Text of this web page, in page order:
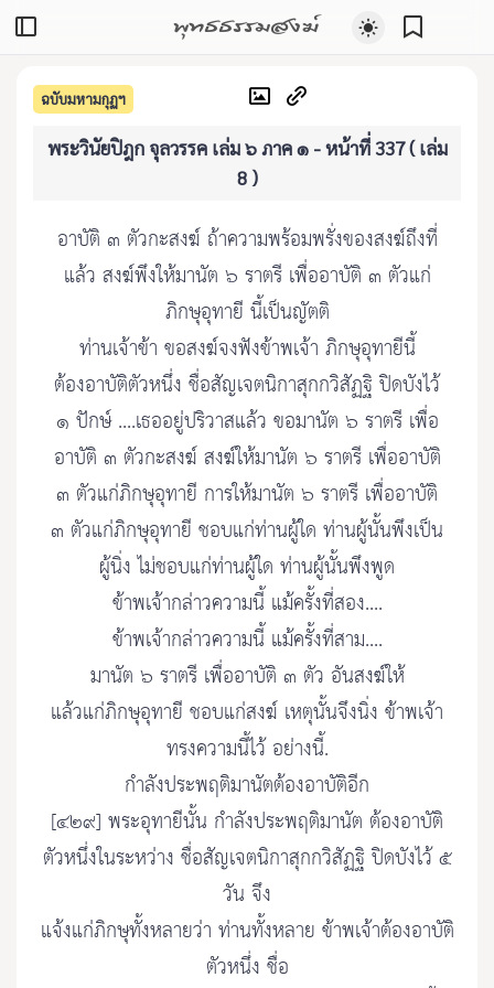
พุทธธรรมสงฆ์
ฉบับมหามกุฏฯ
พระวินัยปิฎก จุลวรรค เล่ม ๖ ภาค ๑ - หน้าที่ 337 ( เล่ม
8 )
อาบัติ ๓ ตัวกะสงฆ์ ถ้าความพร้อมพรั่งของสงฆ์ถึงที่
แล้ว สงฆ์พึงให้มานัต ๖ ราตรี เพื่ออาบัติ ๓ ตัวแก่
ภิกษุอุทายี นี้เป็นญัตติ
ท่านเจ้าข้า ขอสงฆ์จงฟังข้าพเจ้า ภิกษุอุทายีนี้
ต้องอาบัติตัวหนึ่ง ชื่อสัญเจตนิกาสุกกวิสัฏฐิ ปิดบังไว้
๑ ปักษ์ ....เธออยู่ปริวาสแล้ว ขอมานัต ๖ ราตรี เพื่อ
อาบัติ ๓ ตัวกะสงฆ์ สงฆ์ให้มานัต ๖ ราตรี เพื่ออาบัติ
๓ ตัวแก่ภิกษุอุทายี การให้มานัต ๖ ราตรี เพื่ออาบัติ
๓ ตัวแก่ภิกษุอุทายี ชอบแก่ท่านผู้ใด ท่านผู้นั้นพึงเป็น
ผู้นิ่ง ไม่ชอบแก่ท่านผู้ใด ท่านผู้นั้นพึงพูด
ข้าพเจ้ากล่าวความนี้ แม้ครั้งที่สอง....
ข้าพเจ้ากล่าวความนี้ แม้ครั้งที่สาม....
มานัต ๖ ราตรี เพื่ออาบัติ ๓ ตัว อันสงฆ์ให้
แล้วแก่ภิกษุอุทายี ชอบแก่สงฆ์ เหตุนั้นจึงนิ่ง ข้าพเจ้า
ทรงความนี้ไว้ อย่างนี้.
กำลังประพฤติมานัตต้องอาบัติอีก
[๔๒๙] พระอุทายีนั้น กำลังประพฤติมานัต ต้องอาบัติ
ตัวหนึ่งในระหว่าง ชื่อสัญเจตนิกาสุกกวิสัฏฐิ ปิดบังไว้ ๕
วัน จึง
แจ้งแก่ภิกษุทั้งหลายว่า ท่านทั้งหลาย ข้าพเจ้าต้องอาบัติ
ตัวหนึ่ง ชื่อ